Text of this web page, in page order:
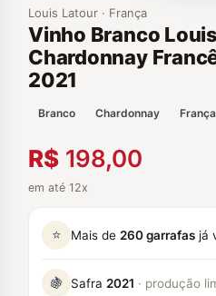
Louis Latour · França
Vinho Branco
Chardonnay
2021
Branco Chardonnay França
R$ 198,00
em até 12x
⭐ Mais de 260 garrafas já
🍇 Safra 2021 · produção